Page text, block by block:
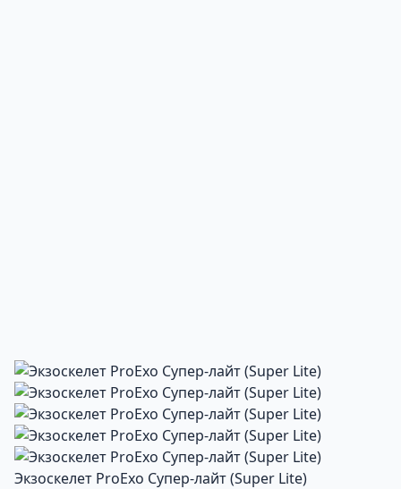
Экзоскелет ProExo Супер-лайт (Super Lite)